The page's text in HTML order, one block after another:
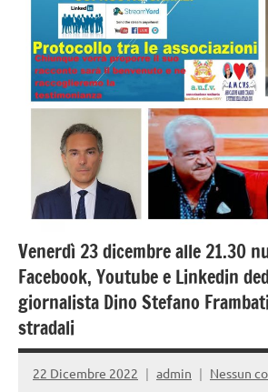
Venerdì 23 dicembre alle 21.30
Facebook, Youtube e Linkedin
giornalista Dino Stefano
stradali
22 Dicembre 2022 admin Nessun